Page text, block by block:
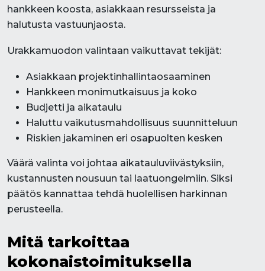
hankkeen koosta, asiakkaan resursseista ja
halutusta vastuunjaosta.
Urakkamuodon valintaan vaikuttavat tekijät:
Asiakkaan projektinhallintaosaaminen
Hankkeen monimutkaisuus ja koko
Budjetti ja aikataulu
Haluttu vaikutusmahdollisuus suunnitteluun
Riskien jakaminen eri osapuolten kesken
Väärä valinta voi johtaa aikatauluviivästyksiin,
kustannusten nousuun tai laatuongelmiin. Siksi
päätös kannattaa tehdä huolellisen harkinnan
perusteella.
Mitä tarkoittaa
kokonaistoimituksella